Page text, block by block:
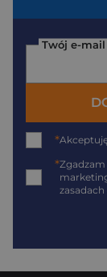
Twój e-mail
*
*